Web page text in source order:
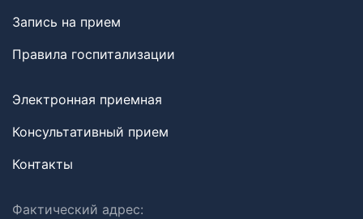
Запись на прием
Правила госпитализации
Электронная приемная
Консультативный прием
Контакты
Фактический адрес: